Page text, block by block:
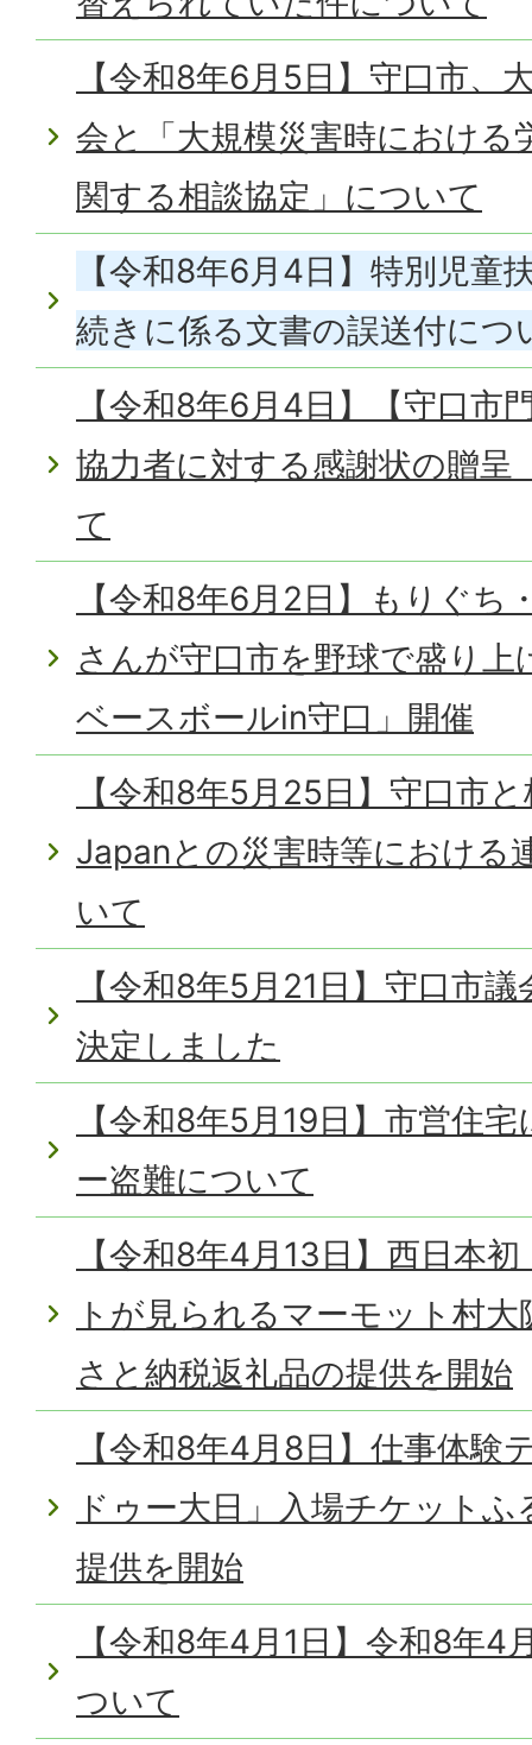
【令和8年6月5日】守口市、
会と「大規模災害時における
関する相談協定」について
【令和8年6月4日】特別児童
続きに係る文書の誤送付につ
【令和8年6月4日】【守口市
協力者に対する感謝状の贈呈
て
【令和8年6月2日】もりぐち
さんが守口市を野球で盛り
ベースボールin守口」開催
【令和8年5月25日】守口市
Japanとの災害時等における
いて
【令和8年5月21日】守口市
決定しました
【令和8年5月19日】市営住
ー盗難について
【令和8年4月13日】西日本
トが見られるマーモット村
さと納税返礼品の提供を開始
【令和8年4月8日】仕事体験
ドゥー大日」入場チケット
提供を開始
【令和8年4月1日】令和8年4
ついて